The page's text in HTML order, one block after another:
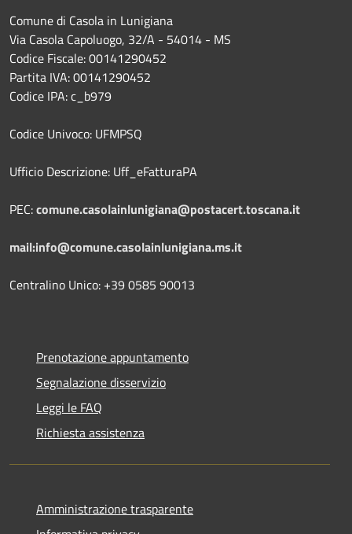
Comune di Casola in Lunigiana
Via Casola Capoluogo, 32/A - 54014 - MS
Codice Fiscale: 00141290452
Partita IVA: 00141290452
Codice IPA: c_b979
Codice Univoco: UFMPSQ
Ufficio Descrizione: Uff_eFatturaPA
PEC:comune.casolainlunigiana@postacert.toscana.it
mail:info@comune.casolainlunigiana.ms.it
Centralino Unico: +39 0585 90013
Prenotazione appuntamento
Segnalazione disservizio
Leggi le FAQ
Richiesta assistenza
Amministrazione trasparente